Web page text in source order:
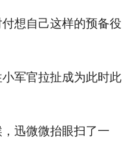
想自己这样的预备役
军官拉扯成为此时此
迅微微抬眼扫了一